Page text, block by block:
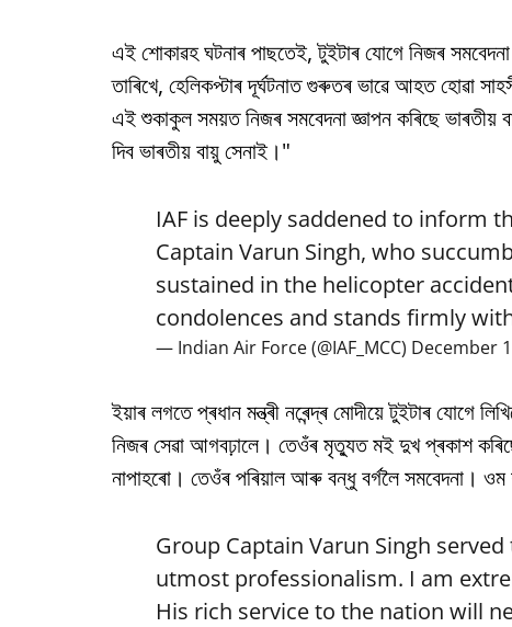
এই শোকাৱহ ঘটনাৰ পাছতেই, টুইটাৰ যোগে নিজৰ
তাৰিখে, হেলিকপ্টাৰ দূৰ্ঘটনাত গুৰুতৰ ভাৱে আহত হোৱা
এই শুকাকুল সময়ত নিজৰ সমবেদনা জ্ঞাপন কৰিছে
দিব ভাৰতীয় বায়ু সেনাই।"
IAF is deeply saddened to inform
Captain Varun Singh, who
sustained in the helicopter
condolences and stands firmly
— Indian Air Force (@IAF_MCC) December
ইয়াৰ লগতে প্ৰধান মন্ত্ৰী নৰেন্দ্ৰ মোদীয়ে টুইটাৰ যোগে
নিজৰ সেৱা আগবঢ়ালে। তেওঁৰ মৃত্যুত মই দুখ প্ৰকাশ
নাপাহৰো। তেওঁৰ পৰিয়াল আৰু বন্ধু বৰ্গলৈ সমবেদনা।
Group Captain Varun Singh
utmost professionalism. I am
His rich service to the nation will